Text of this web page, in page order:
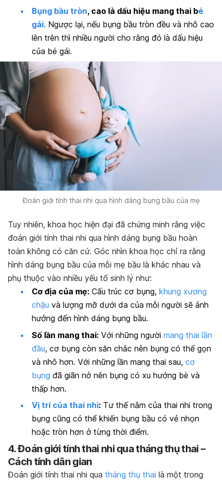
Bụng bầu tròn, cao là dấu hiệu mang thai bé
gái. Ngược lại, nếu bụng bầu tròn đều và nhô cao
lên trên thì nhiều người cho rằng đó là dấu hiệu
của bé gái.
Đoán giới tính thai nhi qua hình dáng bụng bầu của mẹ
Tuy nhiên, khoa học hiện đại đã chứng minh rằng việc
đoán giới tính thai nhi qua hình dáng bụng bầu hoàn
toàn không có căn cứ. Góc nhìn khoa học chỉ ra rằng
hình dáng bụng bầu của mỗi mẹ bầu là khác nhau và
phụ thuộc vào nhiều yếu tố sinh lý như:
Cơ địa của mẹ: Cấu trúc cơ bụng, khung xương
chậu và lượng mỡ dưới da của mỗi người sẽ ảnh
hưởng đến hình dáng bụng bầu.
Số lần mang thai: Với những người mang thai lần
đầu, cơ bụng còn săn chắc nên bụng có thể gọn
và nhô hơn. Với những lần mang thai sau, cơ
bụng đã giãn nở nên bụng có xu hướng bè và
thấp hơn.
Vị trí của thai nhi: Tư thế nằm của thai nhi trong
bụng cũng có thể khiến bụng bầu có vẻ nhọn
hoặc tròn hơn ở từng thời điểm.
4. Đoán giới tính thai nhi qua tháng thụ thai –
Cách tính dân gian
Đoán giới tính thai nhi qua tháng thụ thai là một trong